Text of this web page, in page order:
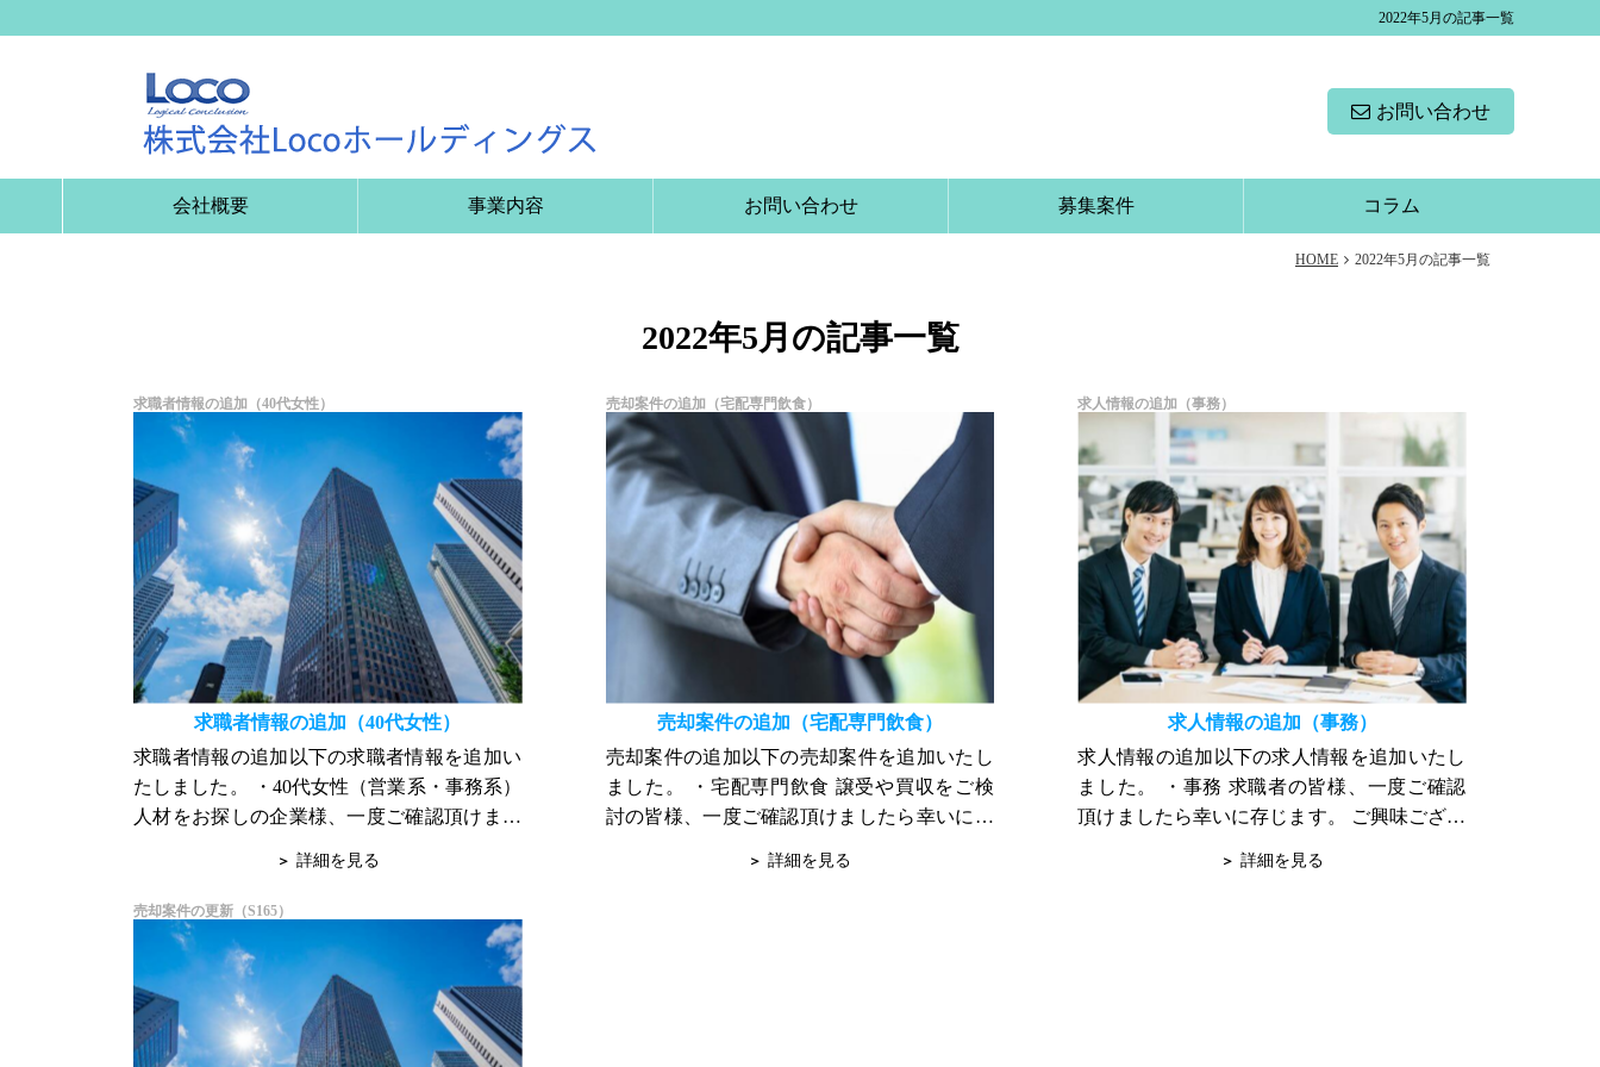
2022年5月の記事一覧
お問い合わせ
会社概要 事業内容 お問い合わせ 募集案件 コラム
HOME 2022年5月の記事一覧
2022年5月の記事一覧
求職者情報の追加（40代女性）
求職者情報の追加（40代女性）
求職者情報の追加以下の求職者情報を追加い
たしました。 ・40代女性（営業系・事務系）
人材をお探しの企業様、一度ご確認頂けまし
い。 宜しくお願い申し上げます。
詳細を見る
売却案件の追加（宅配専門飲食）
売却案件の追加（宅配専門飲食）
売却案件の追加以下の売却案件を追加いたし
ました。 ・宅配専門飲食 譲受や買収をご検
討の皆様、一度ご確認頂けましたら幸いに存
せ下さい。 宜しくお願い申し上...
詳細を見る
求人情報の追加（事務）
求人情報の追加（事務）
求人情報の追加以下の求人情報を追加いたし
ました。 ・事務 求職者の皆様、一度ご確認
頂けましたら幸いに存じます。 ご興味ござい
詳細を見る
売却案件の更新（S165）